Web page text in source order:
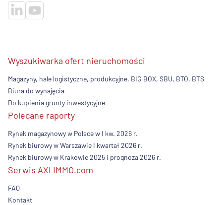
Wyszukiwarka ofert nieruchomości
Magazyny, hale logistyczne, produkcyjne, BIG BOX, SBU, BTO, BTS
Biura do wynajęcia
Do kupienia grunty inwestycyjne
Polecane raporty
Rynek magazynowy w Polsce w I kw. 2026 r.
Rynek biurowy w Warszawie I kwartał 2026 r.
Rynek biurowy w Krakowie 2025 i prognoza 2026 r.
Serwis AXI IMMO.com
FAQ
Kontakt